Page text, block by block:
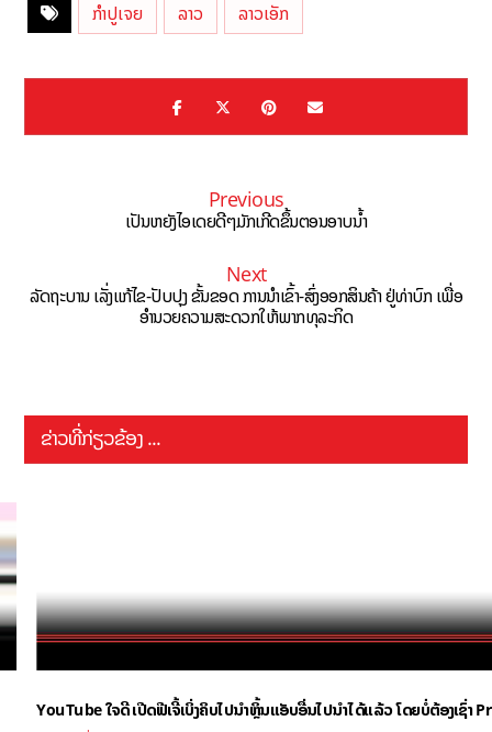
ກຳປູເຈຍ ລາວ ລາວເອັກ
Previous
ເປັນຫຍັງໄອເດຍດີໆມັກເກີດຂຶ້ນຕອນອາບນ້ຳ
Next
ລັດຖະບານ ເລັ່ງແກ້ໄຂ-ປັບປຸງ ຂັ້ນຂອດ ການນຳເຂົ້າ-ສົ່ງອອກສິນຄ້າ ຢູ່ທ່າບົກ ເພື່ອ
ອຳນວຍຄວາມສະດວກໃຫ້ພາກທຸລະກິດ
ຂ່າວທີ່ກ່ຽວຂ້ອງ ...
YouTube ໃຈດີ ເປີດຟີເຈີ້ເບິ່ງຄິບໄປນຳຫຼິ້ນແອັບອື່ນໄປນຳໄດ້ແລ້ວ ໂດຍບໍ່ຕ້ອງເຊົ່າ